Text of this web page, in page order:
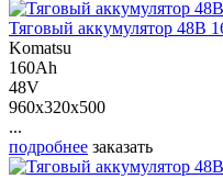
Тяговый аккумулятор 48В
Komatsu
160Ah
48V
960x320x500
...
подробнее заказать